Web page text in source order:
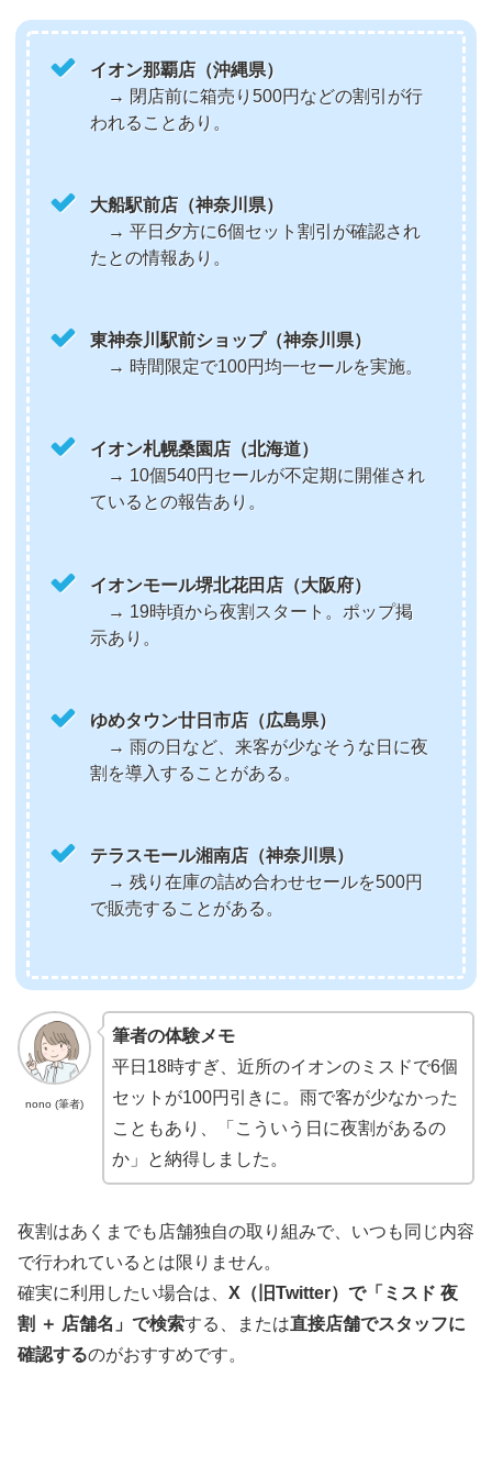
イオン那覇店（沖縄県）
→ 閉店前に箱売り500円などの割引が行
われることあり。
大船駅前店（神奈川県）
→ 平日夕方に6個セット割引が確認され
たとの情報あり。
東神奈川駅前ショップ（神奈川県）
→ 時間限定で100円均一セールを実施。
イオン札幌桑園店（北海道）
→ 10個540円セールが不定期に開催され
ているとの報告あり。
イオンモール堺北花田店（大阪府）
→ 19時頃から夜割スタート。ポップ掲
示あり。
ゆめタウン廿日市店（広島県）
→ 雨の日など、来客が少なそうな日に夜
割を導入することがある。
テラスモール湘南店（神奈川県）
→ 残り在庫の詰め合わせセールを500円
で販売することがある。
nono (筆者)
筆者の体験メモ
平日18時すぎ、近所のイオンのミスドで6個
セットが100円引きに。雨で客が少なかった
こともあり、「こういう日に夜割があるの
か」と納得しました。
夜割はあくまでも店舗独自の取り組みで、いつも同じ内容
で行われているとは限りません。
確実に利用したい場合は、 X（旧Twitter）で「ミスド 夜
割 ＋ 店舗名」で検索する、または直接店舗でスタッフに
確認するのがおすすめです。